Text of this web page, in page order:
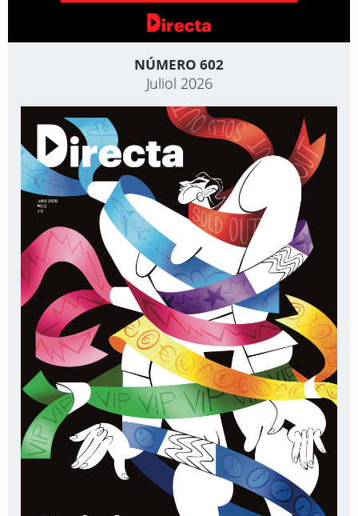
NÚMERO 602
Juliol 2026